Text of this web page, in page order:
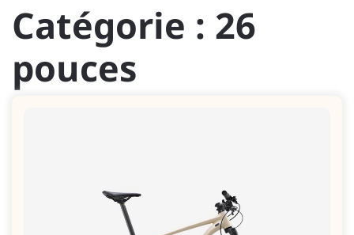
Catégorie : 26
pouces